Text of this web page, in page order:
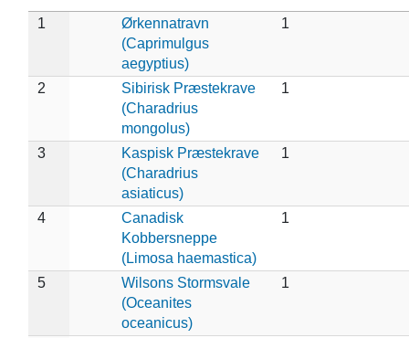
1
Ørkennatravn
(Caprimulgus
aegyptius)
1
2
Sibirisk Præstekrave
(Charadrius
mongolus)
1
3
Kaspisk Præstekrave
(Charadrius
asiaticus)
1
4
Canadisk
Kobbersneppe
(Limosa haemastica)
1
5
Wilsons Stormsvale
(Oceanites
oceanicus)
1